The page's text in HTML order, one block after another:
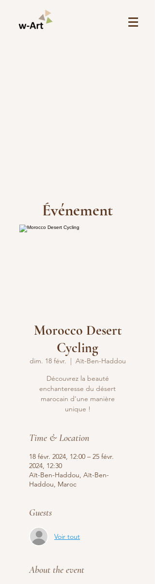
Événement
Morocco Desert
Cycling
dim. 18 févr.
  |
Aït-Ben-Haddou
Découvrez la beauté
enchanteresse du désert
marocain d'une manière
unique !
Time & Location
18 févr. 2024, 12:00 – 25 févr.
2024, 12:30
Aït-Ben-Haddou, Aït-Ben-
Haddou, Maroc
Guests
Voir tout
About the event